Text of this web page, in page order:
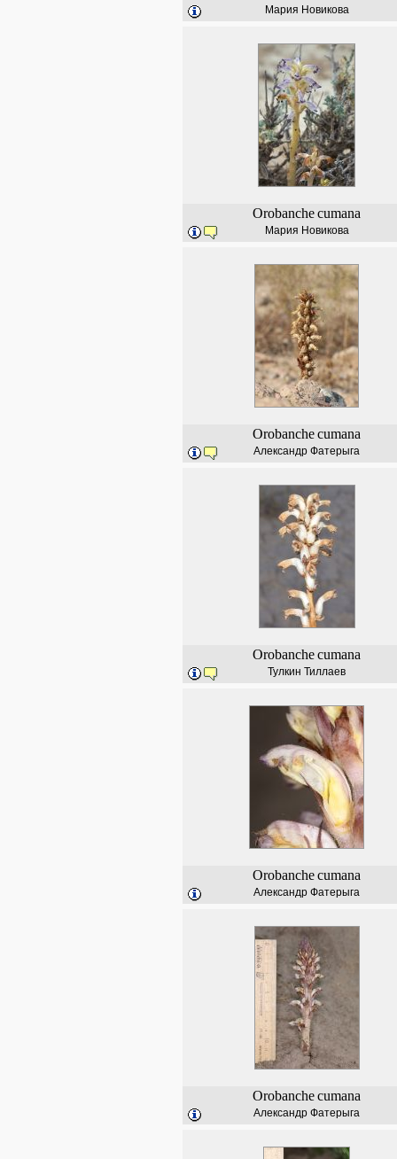
Мария Новикова
Orobanchecumana
Мария Новикова
Orobanchecumana
Александр Фатерыга
Orobanchecumana
Тулкин Тиллаев
Orobanchecumana
Александр Фатерыга
Orobanchecumana
Александр Фатерыга